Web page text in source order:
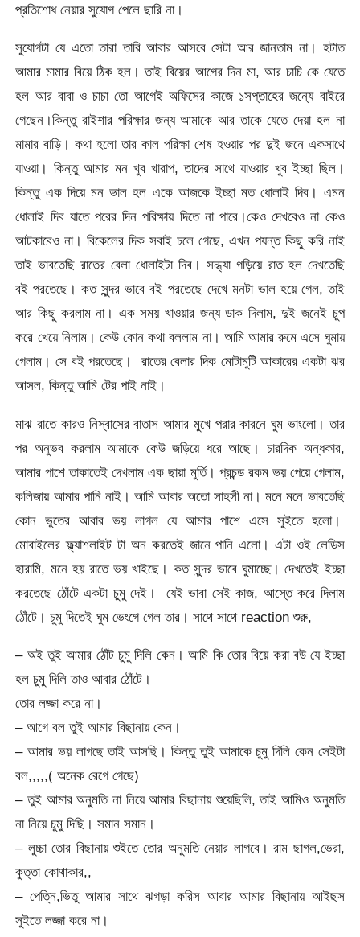
প্রতিশোধ নেয়ার সুযোগ পেলে ছারি না।
সুযোগটা যে এতো তারা তারি আবার আসবে সেটা আর জানতাম না। হটাত
আমার মামার বিয়ে ঠিক হল। তাই বিয়ের আগের দিন মা, আর চাচি কে যেতে
হল আর বাবা ও চাচা তো আগেই অফিসের কাজে ১সপ্তাহের জন্যে বাইরে
গেছেন।কিন্তু রাইশার পরিক্ষার জন্য আমাকে আর তাকে যেতে দেয়া হল না
মামার বাড়ি। কথা হলো তার কাল পরিক্ষা শেষ হওয়ার পর দুই জনে একসাথে
যাওয়া। কিন্তু আমার মন খুব খারাপ, তাদের সাথে যাওয়ার খুব ইচ্ছা ছিল।
কিন্তু এক দিয়ে মন ভাল হল একে আজকে ইচ্ছা মত ধোলাই দিব। এমন
ধোলাই দিব যাতে পরের দিন পরিক্ষায় দিতে না পারে।কেও দেখবেও না কেও
আটকাবেও না। বিকেলের দিক সবাই চলে গেছে, এখন পযন্ত কিছু করি নাই
তাই ভাবতেছি রাতের বেলা ধোলাইটা দিব। সন্ধ্যা গড়িয়ে রাত হল দেখতেছি
বই পরতেছে। কত সুন্দর ভাবে বই পরতেছে দেখে মনটা ভাল হয়ে গেল, তাই
আর কিছু করলাম না। এক সময় খাওয়ার জন্য ডাক দিলাম, দুই জনেই চুপ
করে খেয়ে নিলাম। কেউ কোন কথা বললাম না। আমি আমার রুমে এসে ঘুমায়
গেলাম। সে বই পরতেছে। রাতের বেলার দিক মোটামুটি আকারের একটা ঝর
আসল, কিন্তু আমি টের পাই নাই।
মাঝ রাতে কারও নিস্বাসের বাতাস আমার মুখে পরার কারনে ঘুম ভাংলো। তার
পর অনুভব করলাম আমাকে কেউ জড়িয়ে ধরে আছে। চারদিক অন্ধকার,
আমার পাশে তাকাতেই দেখলাম এক ছায়া মুর্তি। প্রচন্ড রকম ভয় পেয়ে গেলাম,
কলিজায় আমার পানি নাই। আমি আবার অতো সাহসী না। মনে মনে ভাবতেছি
কোন ভুতের আবার ভয় লাগল যে আমার পাশে এসে সুইতে হলো।
মোবাইলের ফ্ল্যাশলাইট টা অন করতেই জানে পানি এলো। এটা ওই লেডিস
হারামি, মনে হয় রাতে ভয় খাইছে। কত সুন্দর ভাবে ঘুমাচ্ছে। দেখতেই ইচ্ছা
করতেছে ঠোঁটে একটা চুমু দেই। যেই ভাবা সেই কাজ, আস্তে করে দিলাম
ঠোঁটে। চুমু দিতেই ঘুম ভেংগে গেল তার। সাথে সাথে reaction শুরু,
– অই তুই আমার ঠোঁট চুমু দিলি কেন। আমি কি তোর বিয়ে করা বউ যে ইচ্ছা
হল চুমু দিলি তাও আবার ঠোঁটে।
তোর লজ্জা করে না।
– আগে বল তুই আমার বিছানায় কেন।
– আমার ভয় লাগছে তাই আসছি। কিন্তু তুই আমাকে চুমু দিলি কেন সেইটা
বল,,,,,( অনেক রেগে গেছে)
– তুই আমার অনুমতি না নিয়ে আমার বিছানায় শুয়েছিলি, তাই আমিও অনুমতি
না নিয়ে চুমু দিছি। সমান সমান।
– লুচ্চা তোর বিছানায় শুইতে তোর অনুমতি নেয়ার লাগবে। রাম ছাগল,ভেরা,
কুত্তা কোথাকার,,
– পেত্নি,ভিতু আমার সাথে ঝগড়া করিস আবার আমার বিছানায় আইছস
সুইতে লজ্জা করে না।